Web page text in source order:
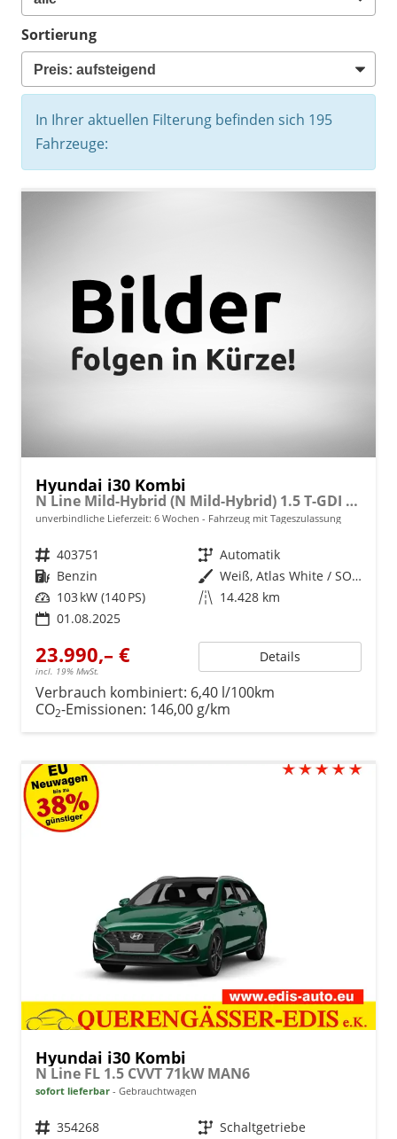
Sortierung
In Ihrer aktuellen Filterung befinden sich 195
Fahrzeuge:
Hyundai i30 Kombi
N Line Mild-Hybrid (N Mild-Hybrid) 1.5 T-GDI 103kW (140 PS) 7-Gang DCT
unverbindliche Lieferzeit: 6 Wochen Fahrzeug mit Tageszulassung
Fahrzeugnr. 403751 Getriebe Automatik
Kraftstoff Benzin Außenfarbe
Weiß, Atlas White / SOL (SAW)
Leistung 103 kW (140 PS) Kilometerstand 14.428 km
01.08.2025
23.990,– €
incl. 19% MwSt.
Details
Verbrauch kombiniert: 6,40 l/100km
CO2-Emissionen: 146,00 g/km
Hyundai i30 Kombi
N Line FL 1.5 CVVT 71kW MAN6
sofort lieferbar Gebrauchtwagen
Fahrzeugnr. 354268 Getriebe Schaltgetriebe